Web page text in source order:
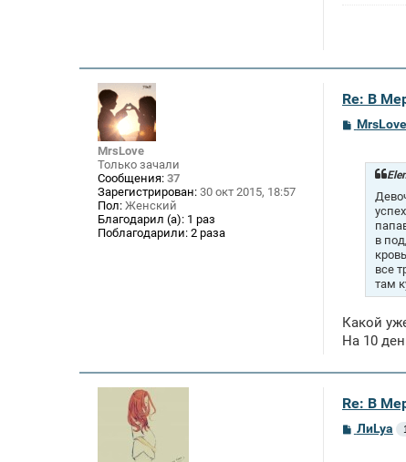
MrsLove
Только зачали
Сообщения: 37
Зарегистрирован: 30 окт 2015, 18:57
Пол: Женский
Благодарил (а): 1 раз
Поблагодарили: 2 раза
Re: В
СMrsLove
в
все
там
Какой
На 10
Re: В
С
ЛиLya